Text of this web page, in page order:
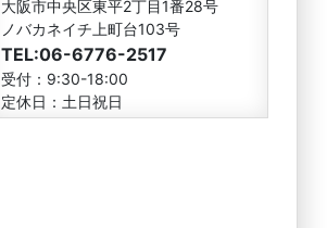
大阪市中央区東平2丁目1番28号
ノバカネイチ上町台103号
TEL:06-6776-2517
受付：9:30-18:00
定休日：土日祝日